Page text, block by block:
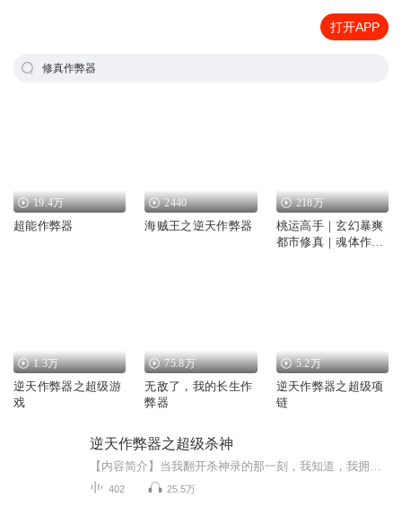
打开APP
修真作弊器
19.4万
超能作弊器
2440
海贼王之逆天作弊器
218万
桃运高手｜玄幻暴爽
都市修真｜魂体作弊
1.3万
逆天作弊器之超级游
戏
75.8万
无敌了，我的长生作
弊器
5.2万
逆天作弊器之超级项
链
逆天作弊器之超级杀神
402 25.5万